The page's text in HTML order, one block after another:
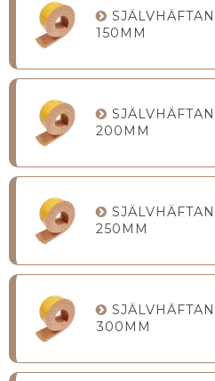
150MM
200MM
250MM
300MM